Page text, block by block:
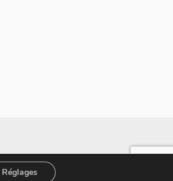
Réglages